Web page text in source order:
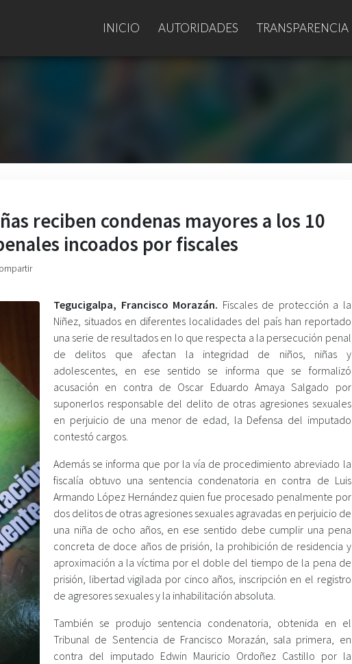
INICIO AUTORIDADES TRANSPARENCIA
reciben condenas mayores a los 10
incoados por fiscales
Tegucigalpa, Francisco Morazán. Fiscales de protección a la
Niñez, situados en diferentes localidades del país han reportado
una serie de resultados en lo que respecta a la persecución penal
de delitos que afectan la integridad de niños, niñas y
adolescentes, en ese sentido se informa que se formalizó
acusación en contra de Oscar Eduardo Amaya Salgado por
suponerlos responsable del delito de otras agresiones sexuales
en perjuicio de una menor de edad, la Defensa del imputado
contestó cargos.
Además se informa que por la vía de procedimiento abreviado la
fiscalía obtuvo una sentencia condenatoria en contra de Luis
Armando López Hernández quien fue procesado penalmente por
dos delitos de otras agresiones sexuales agravadas en perjuicio de
una niña de ocho años, en ese sentido debe cumplir una pena
concreta de doce años de prisión, la prohibición de residencia y
aproximación a la víctima por el doble del tiempo de la pena de
prisión, libertad vigilada por cinco años, inscripción en el registro
de agresores sexuales y la inhabilitación absoluta.
También se produjo sentencia condenatoria, obtenida en el
Tribunal de Sentencia de Francisco Morazán, sala primera, en
contra del imputado Edwin Mauricio Ordoñez Castillo por la